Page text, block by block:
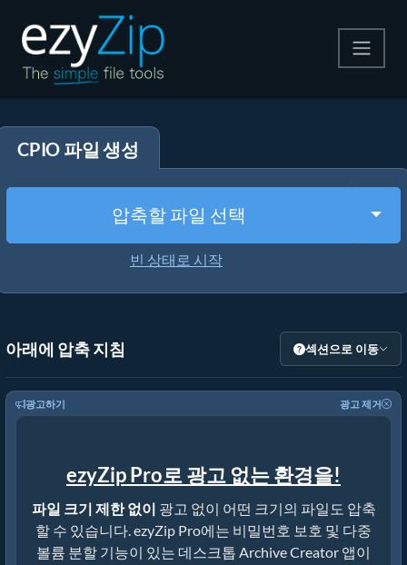
압축 해제
기타 도구
CPIO 파일 생성
압축할 파일 선택
빈 상태로 시작
아래에 압축 지침 섹션으로 이동
광고하기 광고 제거
ezyZip Pro로 광고 없는 환경을!
파일 크기 제한 없이 광고 없이 어떤 크기의 파일도 압축
할 수 있습니다. ezyZip Pro에는 비밀번호 보호 및 다중
볼륨 분할 기능이 있는 데스크톱 Archive Creator 앱이